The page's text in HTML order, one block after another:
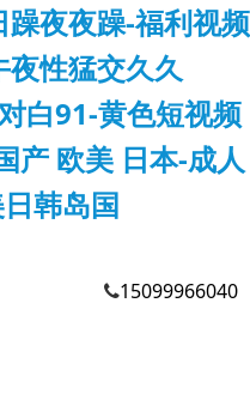
夜夜躁-福利视频
性猛交久久
白91-黄色短视频
产 欧美 日本-成人
韩岛国
15099966040